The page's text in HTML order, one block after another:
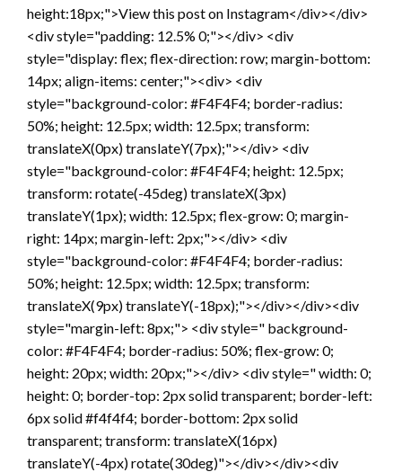
height:18px;">View this post on Instagram</div></div>
<div style="padding: 12.5% 0;"></div> <div
style="display: flex; flex-direction: row; margin-bottom:
14px; align-items: center;"><div> <div
style="background-color: #F4F4F4; border-radius:
50%; height: 12.5px; width: 12.5px; transform:
translateX(0px) translateY(7px);"></div> <div
style="background-color: #F4F4F4; height: 12.5px;
transform: rotate(-45deg) translateX(3px)
translateY(1px); width: 12.5px; flex-grow: 0; margin-
right: 14px; margin-left: 2px;"></div> <div
style="background-color: #F4F4F4; border-radius:
50%; height: 12.5px; width: 12.5px; transform:
translateX(9px) translateY(-18px);"></div></div><div
style="margin-left: 8px;"> <div style=" background-
color: #F4F4F4; border-radius: 50%; flex-grow: 0;
height: 20px; width: 20px;"></div> <div style=" width: 0;
height: 0; border-top: 2px solid transparent; border-left:
6px solid #f4f4f4; border-bottom: 2px solid
transparent; transform: translateX(16px)
translateY(-4px) rotate(30deg)"></div></div><div